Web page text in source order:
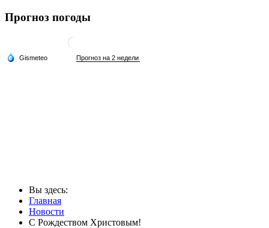
Прогноз погоды
Вы здесь:
Главная
Новости
С Рождеством Христовым!